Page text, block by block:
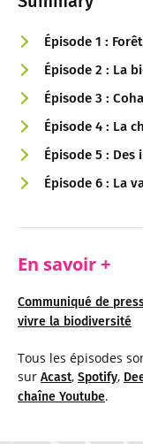
Épisode 1 :
Épisode 2 : La
Épisode 3 :
Épisode 4 : La
Épisode 5 :
Épisode 6 : La
En savoir +
Communiqué de
vivre la biodiversité
Tous les épisodes
sur Acast, Spotify,
chaîne Youtube.